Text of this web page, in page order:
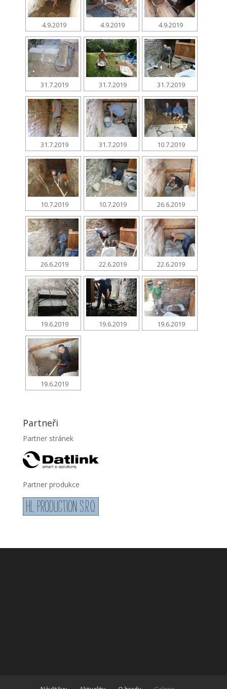
4.9.2019 4.9.2019 4.9.2019
31.7.2019 31.7.2019 31.7.2019
31.7.2019 31.7.2019 10.7.2019
10.7.2019 10.7.2019 26.6.2019
26.6.2019 22.6.2019 22.6.2019
19.6.2019 19.6.2019 19.6.2019
19.6.2019
Partneři
Partner stránek
Partner produkce